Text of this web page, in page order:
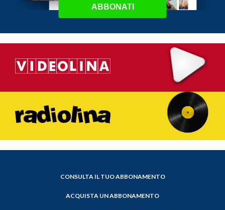
ABBONATI
CONSULTA IL TUO ABBONAMENTO
ACQUISTA UN ABBONAMENTO